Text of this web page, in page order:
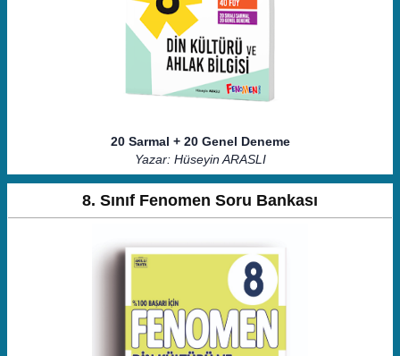
20 Sarmal + 20 Genel Deneme
Yazar: Hüseyin ARASLI
8. Sınıf Fenomen Soru Bankası